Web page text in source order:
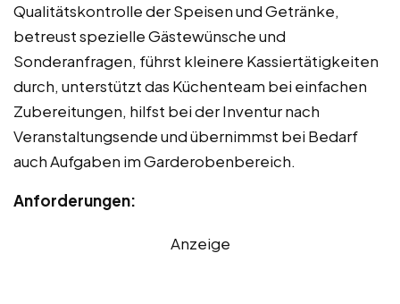
Qualitätskontrolle der Speisen und Getränke,
betreust spezielle Gästewünsche und
Sonderanfragen, führst kleinere Kassiertätigkeiten
durch, unterstützt das Küchenteam bei einfachen
Zubereitungen, hilfst bei der Inventur nach
Veranstaltungsende und übernimmst bei Bedarf
auch Aufgaben im Garderobenbereich.
Anforderungen:
Anzeige